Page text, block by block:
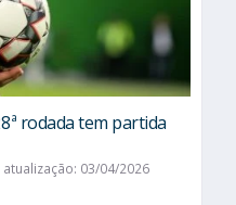
rodada tem partida
atualização: 03/04/2026